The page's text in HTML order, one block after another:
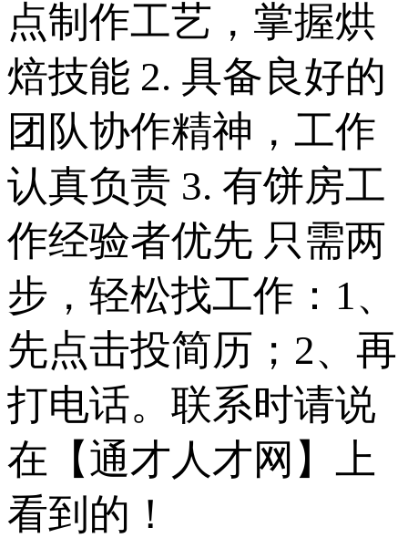
点制作工艺，掌握烘
焙技能 2. 具备良好的
团队协作精神，工作
认真负责 3. 有饼房工
作经验者优先 只需两
步，轻松找工作：1、
先点击投简历；2、再
打电话。联系时请说
在【通才人才网】上
看到的！